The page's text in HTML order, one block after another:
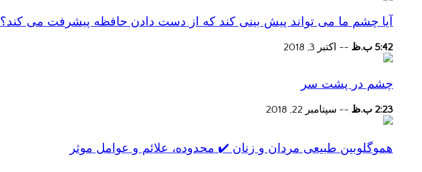
آیا چشم ما می تواند پیش بینی کند که از دست دادن حافظه پیشرفت می کند؟
5:42 ب.ظ -- اکتبر 3, 2018
چشم در پشت سر
2:23 ب.ظ -- سپتامبر 22, 2018
هموگلوبین طبیعی مردان و زنان ✔️ محدوده، علائم و عوامل موثر